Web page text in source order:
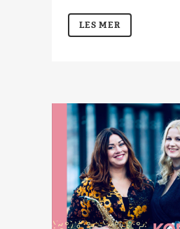
LES MER